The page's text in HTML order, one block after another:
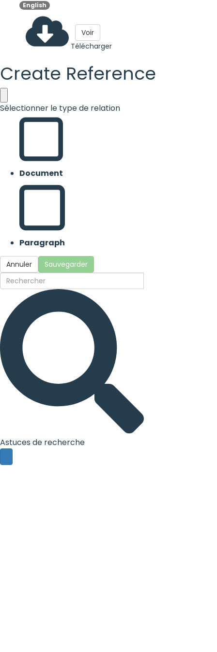
English
Télécharger
Voir
Create Reference
Sélectionner le type de relation
Document
Paragraph
Annuler Sauvegarder
Astuces de recherche